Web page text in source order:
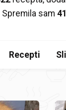
Spremila sam41
Recepti